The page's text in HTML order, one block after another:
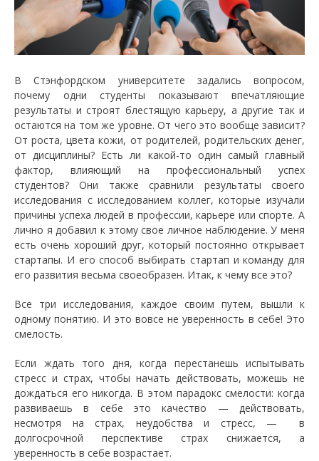
В Стэнфордском университете задались вопросом,
почему одни студенты показывают впечатляющие
результаты и строят блестящую карьеру, а другие так и
остаются на том же уровне. От чего это вообще зависит?
От роста, цвета кожи, от родителей, родительских денег,
от дисциплины? Есть ли какой-то один самый главный
фактор, влияющий на профессиональный успех
студентов? Они также сравнили результаты своего
исследования с исследованием коллег, которые изучали
причины успеха людей в профессии, карьере или спорте. А
лично я добавил к этому свое личное наблюдение. У меня
есть очень хороший друг, который постоянно открывает
стартапы. И его способ выбирать стартап и команду для
его развития весьма своеобразен. Итак, к чему все это?
Все три исследования, каждое своим путем, вышли к
одному понятию. И это вовсе не уверенность в себе! Это
смелость.
Если ждать того дня, когда перестанешь испытывать
стресс и страх, чтобы начать действовать, можешь не
дождаться его никогда. В этом парадокс смелости: когда
развиваешь в себе это качество — действовать,
несмотря на страх, неудобства и стресс, — в
долгосрочной перспективе страх снижается, а
уверенность в себе возрастает.